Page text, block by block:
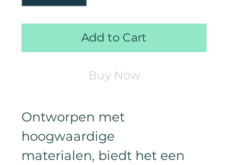
Add to Cart
Buy Now
Ontworpen met
hoogwaardige
materialen, biedt het een